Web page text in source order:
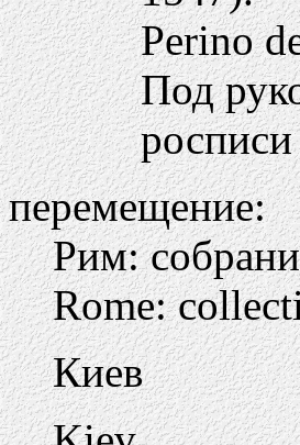
Perino
Под
перемещение:
Рим:
Rome:
Киев